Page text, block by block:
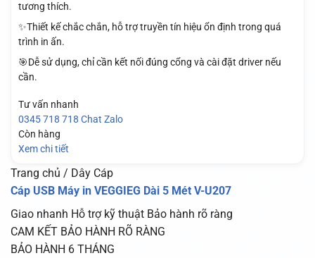
tương thích.
✨Thiết kế chắc chắn, hỗ trợ truyền tín hiệu ổn định trong quá
trình in ấn.
🎯Dễ sử dụng, chỉ cần kết nối đúng cổng và cài đặt driver nếu
cần.
Tư vấn nhanh
0345 718 718 Chat Zalo
Còn hàng
Xem chi tiết
Trang chủ / Dây Cáp
Cáp USB Máy in VEGGIEG Dài 5 Mét V-U207
Giao nhanh Hỗ trợ kỹ thuật Bảo hành rõ ràng
CAM KẾT BẢO HÀNH RÕ RÀNG
BẢO HÀNH 6 THÁNG